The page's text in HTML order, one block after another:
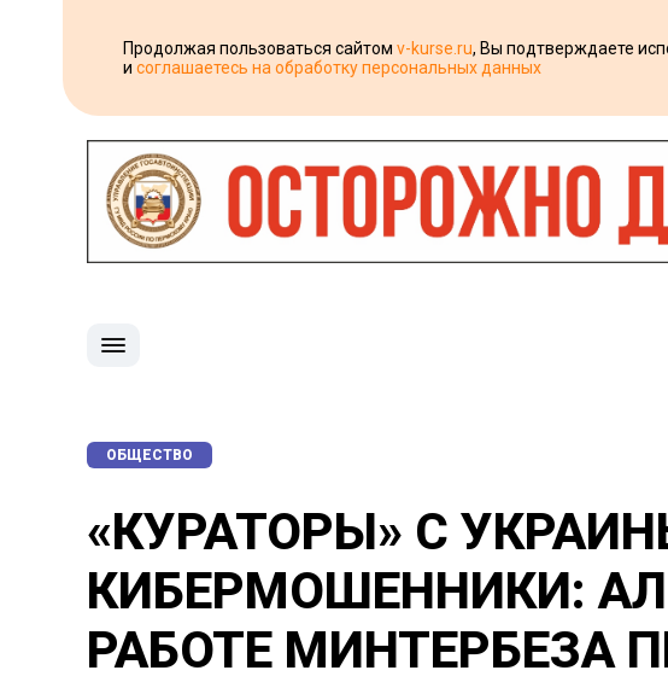
Продолжая пользоваться сайтом v-kurse.ru, Вы подтверждаете
и соглашаетесь на обработку персональных данных
ОБЩЕСТВО
«КУРАТОРЫ» С
КИБЕРМОШЕННИКИ:
РАБОТЕ МИНТЕРБЕЗА